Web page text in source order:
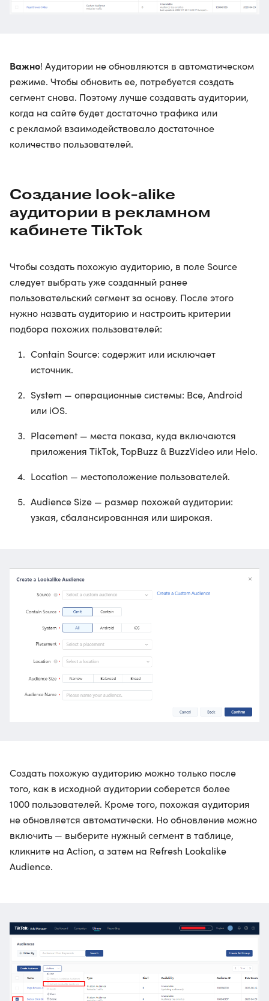
Важно! Аудитории не обновляются в автоматическом
режиме. Чтобы обновить ее, потребуется создать
сегмент снова. Поэтому лучше создавать аудитории,
когда на сайте будет достаточно трафика или
с рекламой взаимодействовало достаточное
количество пользователей.
Создание look-alike
аудитории в рекламном
кабинете TikTok
Чтобы создать похожую аудиторию, в поле Source
следует выбрать уже созданный ранее
пользовательский сегмент за основу. После этого
нужно назвать аудиторию и настроить критерии
подбора похожих пользователей:
Contain Source: содержит или исключает
источник.
System — операционные системы: Все, Android
или iOS.
Placement — места показа, куда включаются
приложения TikTok, TopBuzz & BuzzVideo или Helo.
Location — местоположение пользователей.
Audience Size — размер похожей аудитории:
узкая, сбалансированная или широкая.
Создать похожую аудиторию можно только после
того, как в исходной аудитории соберется более
1000 пользователей. Кроме того, похожая аудитория
не обновляется автоматически. Но обновление можно
включить — выберите нужный сегмент в таблице,
кликните на Action, а затем на Refresh Lookalike
Audience.